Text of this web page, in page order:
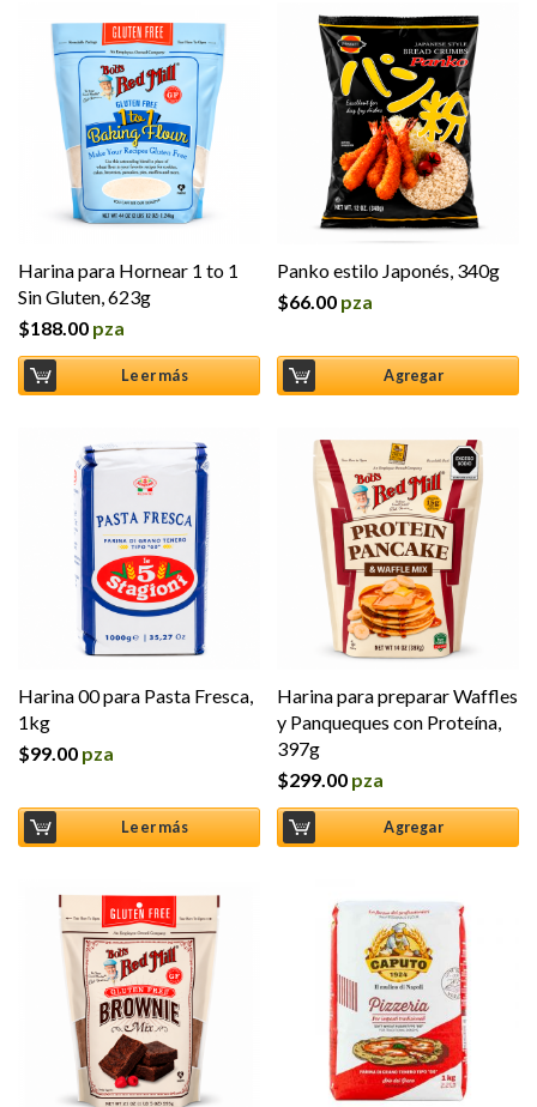
Harina para Hornear 1 to 1
Sin Gluten, 623g
$188.00 pza
Leer más
Panko estilo Japonés, 340g
$66.00 pza
Agregar
Harina 00 para Pasta Fresca,
1kg
$99.00 pza
Leer más
Harina para preparar Waffles
y Panqueques con Proteína,
397g
$299.00 pza
Agregar